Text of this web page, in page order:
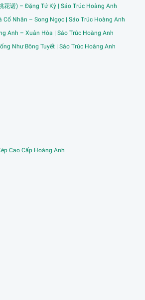
花诺) – Đặng Tử Kỳ | Sáo Trúc Hoàng Anh
Cố Nhân – Song Ngọc | Sáo Trúc Hoàng Anh
Anh – Xuân Hòa | Sáo Trúc Hoàng Anh
Như Bông Tuyết | Sáo Trúc Hoàng Anh
Cao Cấp Hoàng Anh